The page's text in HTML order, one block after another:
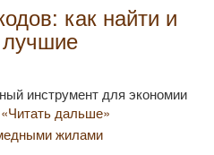
как найти и
лучшие
инструмент для экономии
«Читать дальше»